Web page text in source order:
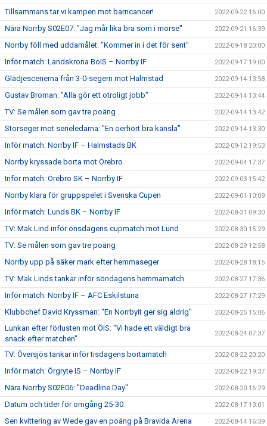
Tillsammans tar vi kampen mot barncancer! 2022-09-22 16:00
Nära Norrby S02E07: "Jag mår lika bra som i morse" 2022-09-21 16:39
Norrby föll med uddamålet: "Kommer in i det för sent" 2022-09-18 20:00
Inför match: Landskrona BoIS – Norrby IF 2022-09-17 19:00
Glädjescenerna från 3-0-segern mot Halmstad 2022-09-14 13:58
Gustav Broman: "Alla gör ett otroligt jobb" 2022-09-14 13:44
TV: Se målen som gav tre poäng 2022-09-14 13:42
Storseger mot serieledarna: "En oerhört bra känsla" 2022-09-14 13:30
Inför match: Norrby IF – Halmstads BK 2022-09-12 19:53
Norrby kryssade borta mot Örebro 2022-09-04 17:37
Inför match: Örebro SK – Norrby IF 2022-09-03 15:42
Norrby klara för gruppspelet i Svenska Cupen 2022-09-01 10:09
Inför match: Lunds BK – Norrby IF 2022-08-31 09:30
TV: Mak Lind inför onsdagens cupmatch mot Lund 2022-08-30 15:29
TV: Se målen som gav tre poäng 2022-08-29 12:58
Norrby upp på säker mark efter hemmaseger 2022-08-28 18:15
TV: Mak Linds tankar inför söndagens hemmamatch 2022-08-27 17:36
Inför match: Norrby IF – AFC Eskilstuna 2022-08-27 17:29
Klubbchef David Kryssman: "En Norrbyit ger sig aldrig" 2022-08-25 15:06
Lunkan efter förlusten mot ÖIS: "Vi hade ett väldigt bra
snack efter matchen"
2022-08-24 07:37
TV: Översjös tankar inför tisdagens bortamatch 2022-08-22 20:20
Inför match: Örgryte IS – Norrby IF 2022-08-22 19:37
Nära Norrby S02E06: "Deadline Day" 2022-08-20 16:29
Datum och tider för omgång 25-30 2022-08-17 13:01
Sen kvittering av Wede gav en poäng på Bravida Arena 2022-08-14 16:39